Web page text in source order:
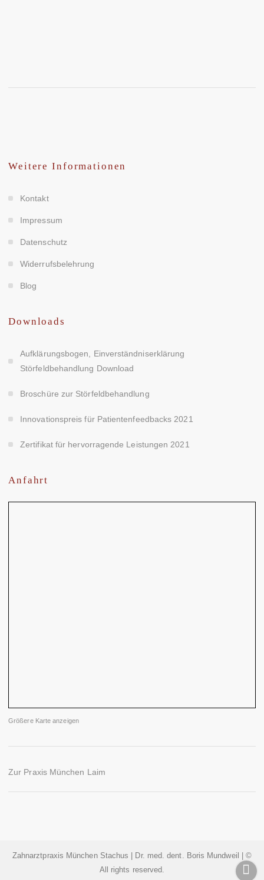
Weitere Informationen
Kontakt
Impressum
Datenschutz
Widerrufsbelehrung
Blog
Downloads
Aufklärungsbogen, Einverständniserklärung
Störfeldbehandlung Download
Broschüre zur Störfeldbehandlung
Innovationspreis für Patientenfeedbacks 2021
Zertifikat für hervorragende Leistungen 2021
Anfahrt
Größere Karte anzeigen
Zur Praxis München Laim
Zahnarztpraxis München Stachus | Dr. med. dent. Boris Mundweil | ©
All rights reserved.